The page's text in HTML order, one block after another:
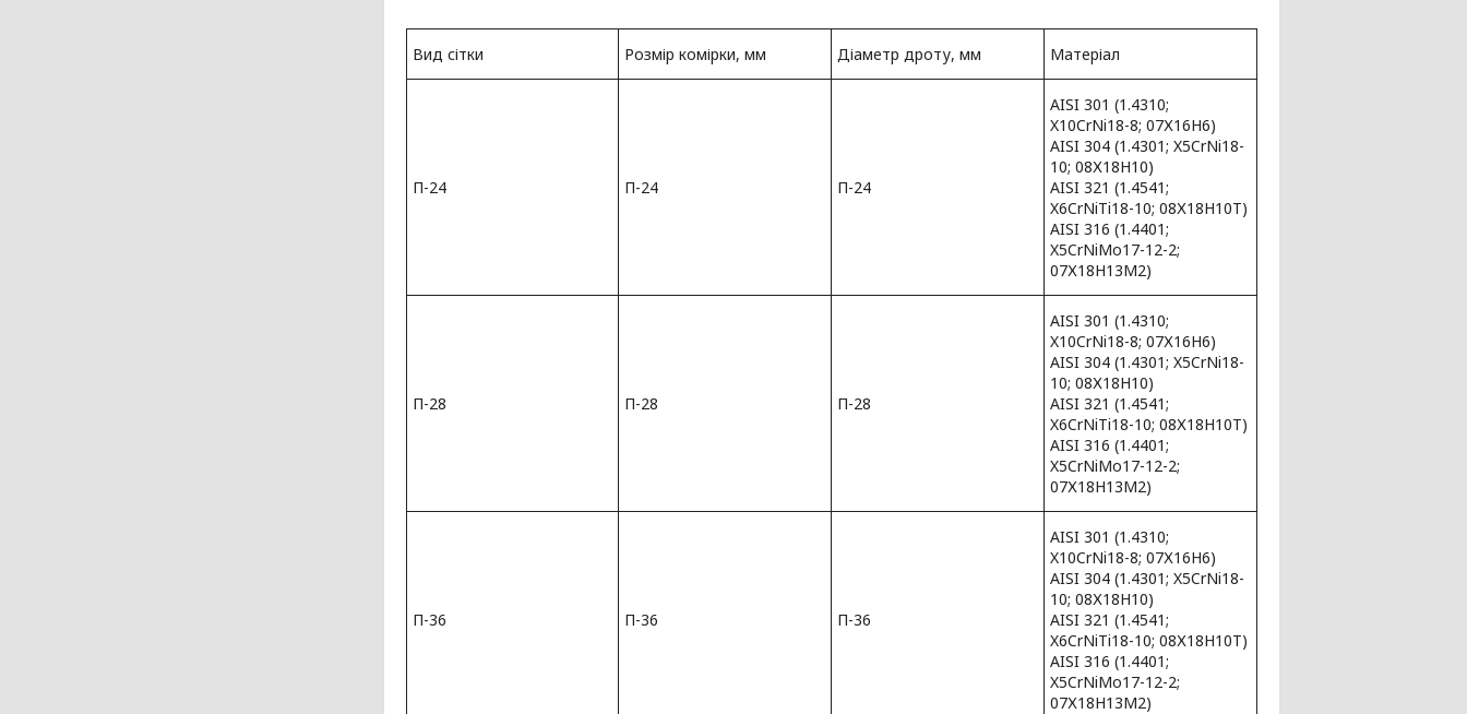
Вид сітки Розмір комірки, мм Діаметр дроту, мм Матеріал
П-24 П-24 П-24
AISI 301 (1.4310;
X10CrNi18-8; 07Х16Н6)
AISI 304 (1.4301; X5CrNi18-
10; 08Х18Н10)
AISI 321 (1.4541;
X6CrNiTi18-10; 08Х18Н10Т)
AISI 316 (1.4401;
X5CrNiMo17-12-2;
07Х18Н13М2)
П-28 П-28 П-28
AISI 301 (1.4310;
X10CrNi18-8; 07Х16Н6)
AISI 304 (1.4301; X5CrNi18-
10; 08Х18Н10)
AISI 321 (1.4541;
X6CrNiTi18-10; 08Х18Н10Т)
AISI 316 (1.4401;
X5CrNiMo17-12-2;
07Х18Н13М2)
П-36 П-36 П-36
AISI 301 (1.4310;
X10CrNi18-8; 07Х16Н6)
AISI 304 (1.4301; X5CrNi18-
10; 08Х18Н10)
AISI 321 (1.4541;
X6CrNiTi18-10; 08Х18Н10Т)
AISI 316 (1.4401;
X5CrNiMo17-12-2;
07Х18Н13М2)